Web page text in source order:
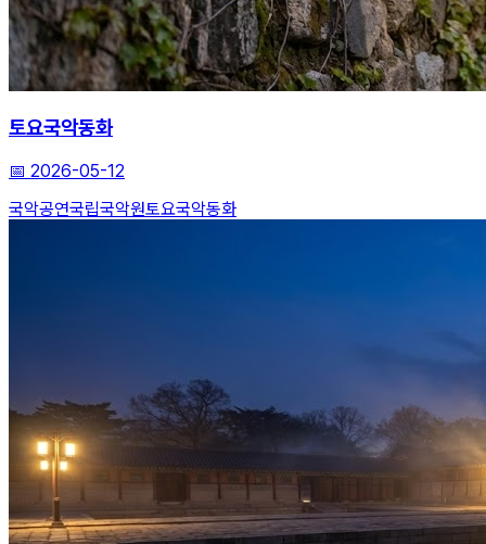
토요국악동화
📅 2026-05-12
국악공연국립국악원토요국악동화